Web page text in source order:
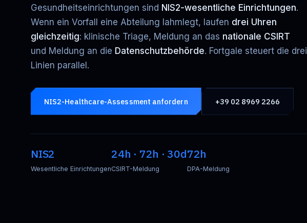
Gesundheitseinrichtungen sind NIS2-wesentliche Einrichtungen.
Wenn ein Vorfall eine Abteilung lahmlegt, laufen drei Uhren
gleichzeitig: klinische Triage, Meldung an das nationale CSIRT
und Meldung an die Datenschutzbehörde. Fortgale steuert die drei
Linien parallel.
NIS2-Healthcare-Assessment anfordern +39 02 8969 2266
NIS2
Wesentliche Einrichtungen
24h · 72h · 30d
CSIRT-Meldung
72h
DPA-Meldung